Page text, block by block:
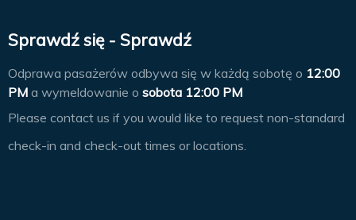
Sprawdź się - Sprawdź
Odprawa pasażerów odbywa się w każdą sobotę o 12:00
PM a wymeldowanie o sobota 12:00 PM
Please contact us if you would like to request non-standard
check-in and check-out times or locations.